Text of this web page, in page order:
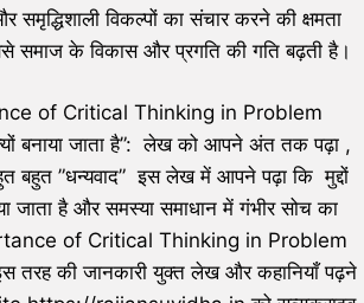
विकल्पों का संचार करने की क्षमता
समाज के विकास और प्रगति की गति बढ़ती है।
of Critical Thinking in Problem
बनाया जाता है”: लेख को आपने अंत तक पढ़ा ,
बहुत ”धन्यवाद” इस लेख में आपने पढ़ा कि मुद्दों
जाता है और समस्या समाधान में गंभीर सोच का
of Critical Thinking in Problem
तरह की जानकारी युक्त लेख और कहानियाँ पढ़ने